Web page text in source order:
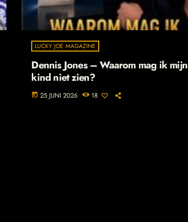
LUCKY JOE MAGAZINE
Dennis Jones – Waarom mag ik mijn
kind niet zien?
today 25 JUNI 2026 18